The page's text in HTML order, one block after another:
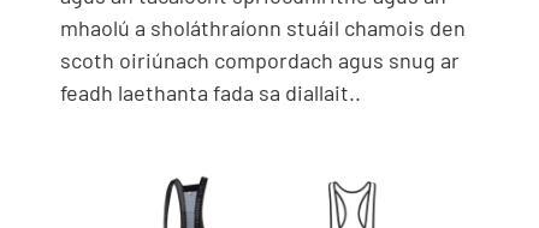
mhaolú a sholáthraíonn stuáil chamois den
scoth oiriúnach compordach agus snug ar
feadh laethanta fada sa diallait..